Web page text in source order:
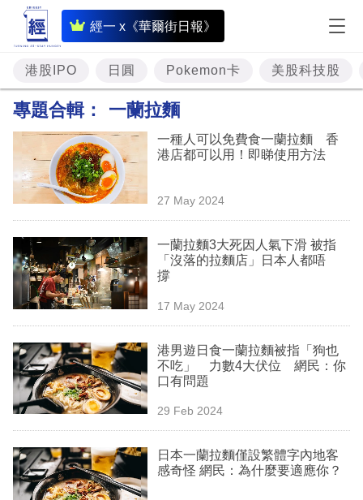
經一 x《華爾街日報》
即
時
財
經
題
投
資
樓
市
理
商
業
科
技
職
場
港股IPO 日圓 Pokemon卡 美股科技股
專題合輯： 一蘭拉麵
一種人可以免費食一蘭拉麵 香
港店都可以用！即睇使用方法
27 May 2024
一蘭拉麵3大死因人氣下滑 被指
「沒落的拉麵店」日本人都唔
撐
17 May 2024
港男遊日食一蘭拉麵被指「狗也
不吃」 力數4大伏位 網民：你
口有問題
29 Feb 2024
日本一蘭拉麵僅設繁體字內地客
感奇怪 網民：為什麼要適應你？